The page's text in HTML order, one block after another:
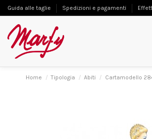
Guida alle taglie Spedizioni e pagamenti
Home Tipologia Abiti Cartamodello